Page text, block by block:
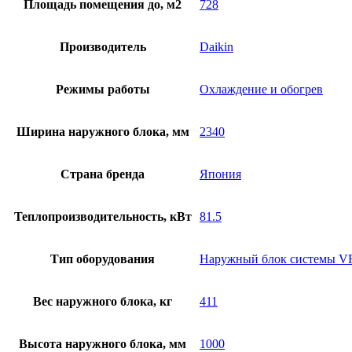
Площадь помещения до, м2 728
Производитель Daikin
Режимы работы Охлаждение и обогрев
Ширина наружного блока, мм 2340
Страна бренда Япония
Теплопроизводительность, кВт 81.5
Тип оборудования Наружный блок системы
Вес наружного блока, кг 411
Высота наружного блока, мм 1000